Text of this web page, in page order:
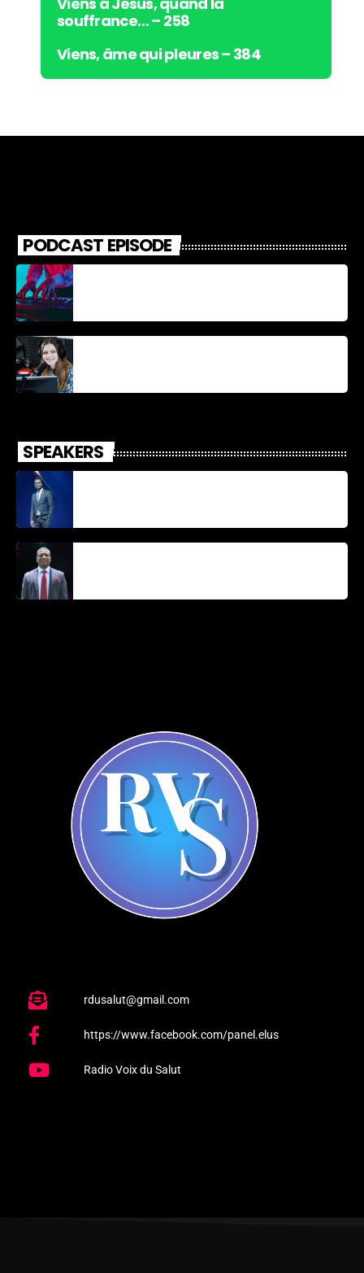
souffrance… – 258
Viens, âme qui pleures – 384
PODCAST EPISODE
SPEAKERS
rdusalut@gmail.com
https://www.facebook.com/panel.elus
Radio Voix du Salut